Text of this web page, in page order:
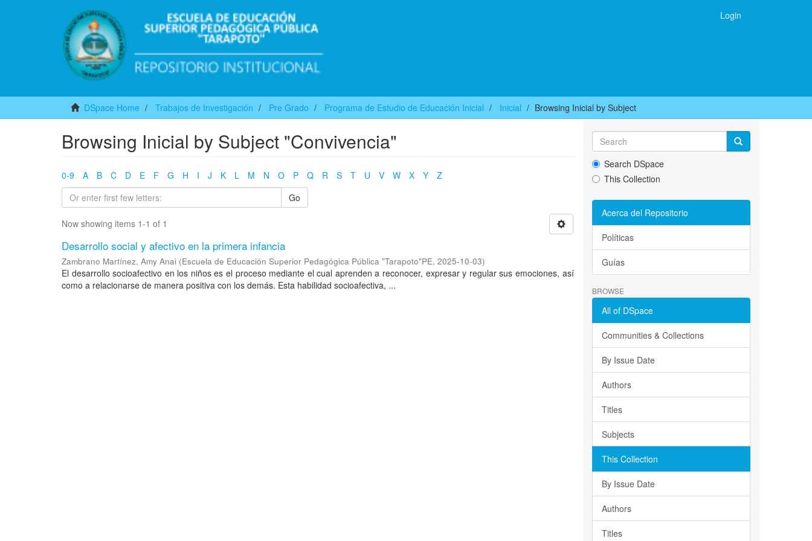
Login
DSpace Home Trabajos de Investigación Pre Grado Programa de Estudio de Educación Inicial Inicial Browsing Inicial by Subject
Browsing Inicial by Subject "Convivencia"
0-9 A B C D E F G H I J K L M N O P Q R S T U V W X Y
Z
Go
Now showing items 1-1 of 1
Desarrollo social y afectivo en la primera infancia
Zambrano Martínez, Amy Anai (Escuela de Educación Superior Pedagógica Pública "Tarapoto"PE, 2025-10-03)
El desarrollo socioafectivo en los niños es el proceso mediante el cual aprenden a reconocer, expresar y regular sus emociones, así
como a relacionarse de manera positiva con los demás. Esta habilidad socioafectiva, ...
Search DSpace
This Collection
Acerca del Repositorio
Políticas
Guías
BROWSE
All of DSpace
Communities & Collections
By Issue Date
Authors
Titles
Subjects
This Collection
By Issue Date
Authors
Titles